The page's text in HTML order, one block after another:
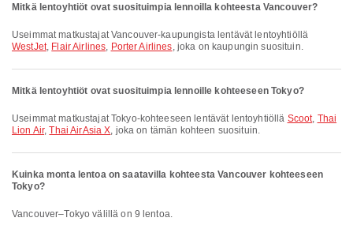
Mitkä lentoyhtiöt ovat suosituimpia lennoilla kohteesta Vancouver?
Useimmat matkustajat Vancouver-kaupungista lentävät lentoyhtiöllä
WestJet, Flair Airlines, Porter Airlines, joka on kaupungin suosituin.
Mitkä lentoyhtiöt ovat suosituimpia lennoille kohteeseen Tokyo?
Useimmat matkustajat Tokyo-kohteeseen lentävät lentoyhtiöllä Scoot, Thai
Lion Air,Thai AirAsia X, joka on tämän kohteen suosituin.
Kuinka monta lentoa on saatavilla kohteesta Vancouver kohteeseen
Tokyo?
Vancouver–Tokyo välillä on 9 lentoa.